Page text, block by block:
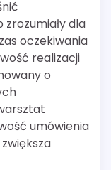
dla
oczekiwania
realizacji
o
umówienia